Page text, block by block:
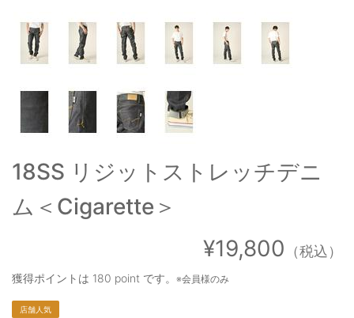
OUTERS : アウター
MENS : メンズ
LADIES : レディース
新規会員登録
お買い物カゴ
特定商取引法に基づく表記
ご利用規約
18SS リジットストレッチデニ
ム＜Cigarette＞
¥19,800 （税込）
獲得ポイントは 180 point です。 ※会員様のみ
店舗人気